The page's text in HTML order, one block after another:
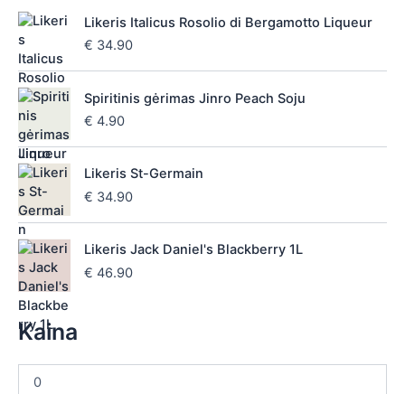
Likeris Italicus Rosolio di Bergamotto Liqueur
€ 34.90
Spiritinis gėrimas Jinro Peach Soju
€ 4.90
Likeris St-Germain
€ 34.90
Likeris Jack Daniel's Blackberry 1L
€ 46.90
Kaina